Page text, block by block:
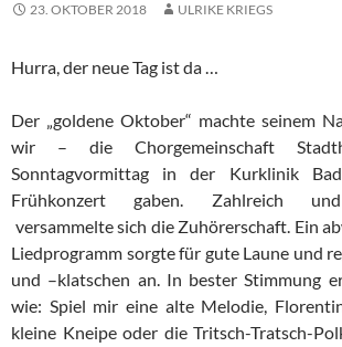
23. OKTOBER 2018 ULRIKE KRIEGS
Hurra, der neue Tag ist da …
Der „goldene Oktober“ machte seinem
wir – die Chorgemeinschaft
Sonntagvormittag in der Kurklinik
Frühkonzert gaben. Zahlreich
versammelte sich die Zuhörerschaft. Ein
Liedprogramm sorgte für gute Laune und
und –klatschen an. In bester Stimmung
wie: Spiel mir eine alte Melodie,
kleine Kneipe oder die Tritsch-Tratsch-